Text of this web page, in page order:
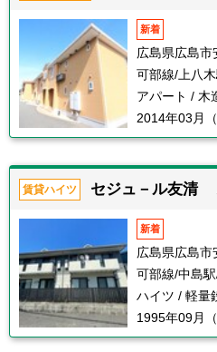
新着
広島県広島市
可部線/上八
アパート / 木
2014年03月（
賃貸ハイツ セジュ－ル友清
新着
広島県広島市
可部線/中島
ハイツ / 軽量
1995年09月（